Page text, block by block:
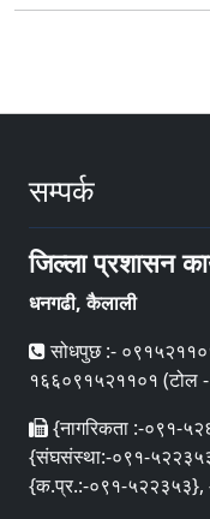
सम्पर्क
जिल्ला प्रशासन
धनगढी, कैलाली
सोधपुछ :-
१६६०९१५२११०१ (टोल
{नागरिकता :-०९१-
{संघसंस्था:-०९१-
{क.प्र.:-०९१-